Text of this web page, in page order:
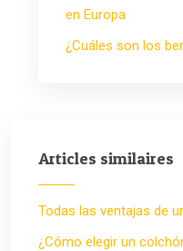
en Europa
¿Cuáles son los
Articles similaires
Todas las ventajas de
¿Cómo elegir un